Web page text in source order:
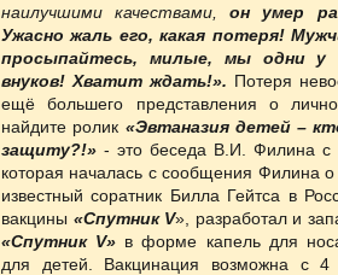
наилучшими качествами,он умер
Ужасно жаль его, какая потеря!
просыпайтесь, милые, мы одни у
внуков! Хватит ждать!». Потеря
ещё большего представления о
найдите ролик «Эвтаназия детей –
защиту?!» - это беседа В.И. Филина
которая началась с сообщения Филина о
известный соратник Билла Гейтса в
вакцины «Спутник V», разработал и
«Спутник V» в форме капель для
для детей. Вакцинация возможна с 4